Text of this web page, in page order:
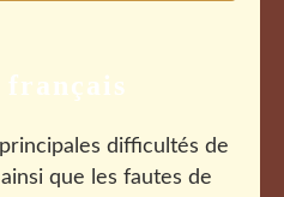
difficultés de
que les fautes de